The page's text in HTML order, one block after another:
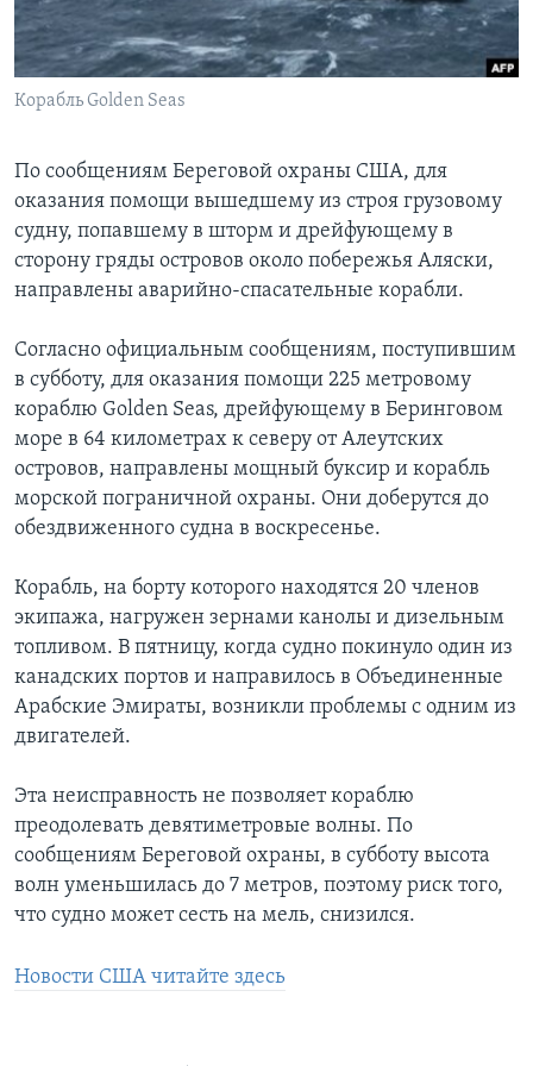
Learning English
СОЦИАЛЬНЫЕ СЕТИ
Корабль Golden Seas
По сообщениям Береговой охраны США, для
оказания помощи вышедшему из строя грузовому
судну, попавшему в шторм и дрейфующему в
сторону гряды островов около побережья Аляски,
направлены аварийно-спасательные корабли.
Согласно официальным сообщениям, поступившим
в субботу, для оказания помощи 225 метровому
кораблю Golden Seas, дрейфующему в Беринговом
море в 64 километрах к северу от Алеутских
островов, направлены мощный буксир и корабль
морской пограничной охраны. Они доберутся до
обездвиженного судна в воскресенье.
Корабль, на борту которого находятся 20 членов
экипажа, нагружен зернами канолы и дизельным
топливом. В пятницу, когда судно покинуло один из
канадских портов и направилось в Объединенные
Арабские Эмираты, возникли проблемы с одним из
двигателей.
Эта неисправность не позволяет кораблю
преодолевать девятиметровые волны. По
сообщениям Береговой охраны, в субботу высота
волн уменьшилась до 7 метров, поэтому риск того,
что судно может сесть на мель, снизился.
Новости США читайте здесь